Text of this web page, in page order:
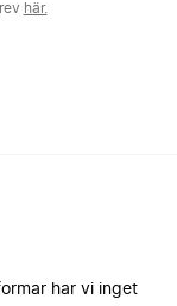
här.
har vi inget